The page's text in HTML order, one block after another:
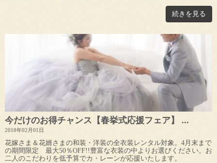
続きを見る
今だけのお得チャンス【春挙式応援フェア】 ...
2018年02月01日
花嫁さま＆花婿さまの和装・洋装の全衣装レンタル対象。4月末まで
の期間限定 最大50％OFF!!豊富な衣装の中よりお選びください。お
二人のこだわりを低予算でカ・レーンが応援いたします。